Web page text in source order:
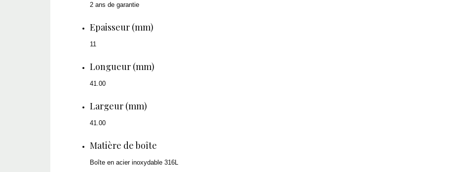
2 ans de garantie
Epaisseur (mm)
11
Longueur (mm)
41.00
Largeur (mm)
41.00
Matière de boîte
Boîte en acier inoxydable 316L